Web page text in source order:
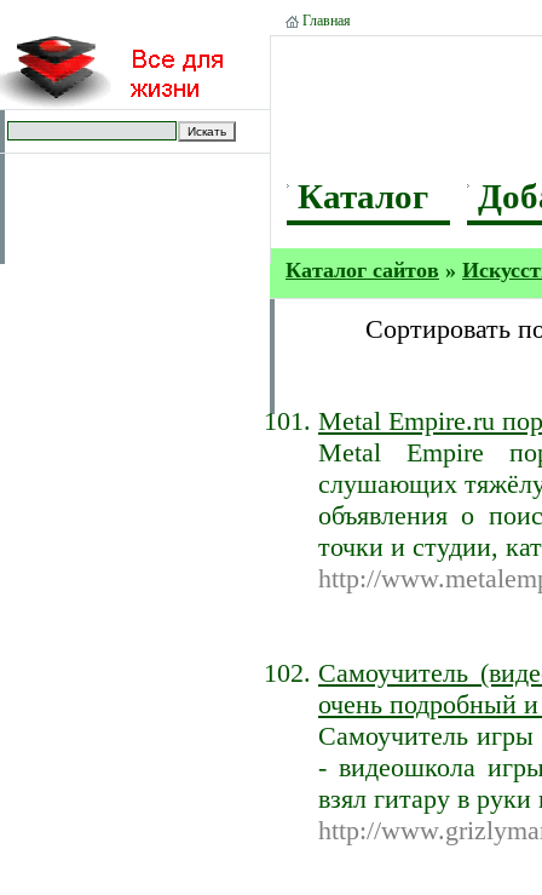
Главная
Каталог
Каталог сайтов »
Сортировать
Metal Empire.ru
Metal Empire
слушающих
объявления о
точки и студии,
http://
Самоучитель
очень подробный
Самоучитель
- видеошкола
взял гитару в
http://